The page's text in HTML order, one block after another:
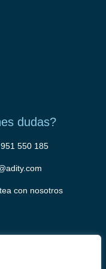
dudas?
550 185
con nosotros